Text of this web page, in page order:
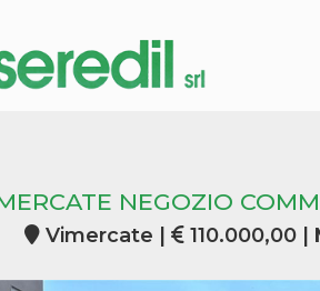
NEGOZIO
Vimercate | 110.000,00 |